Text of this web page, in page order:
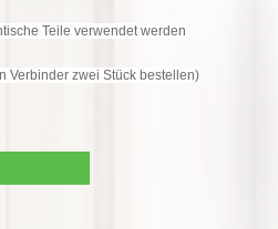
Teile verwendet werden
Verbinder zwei Stück bestellen)